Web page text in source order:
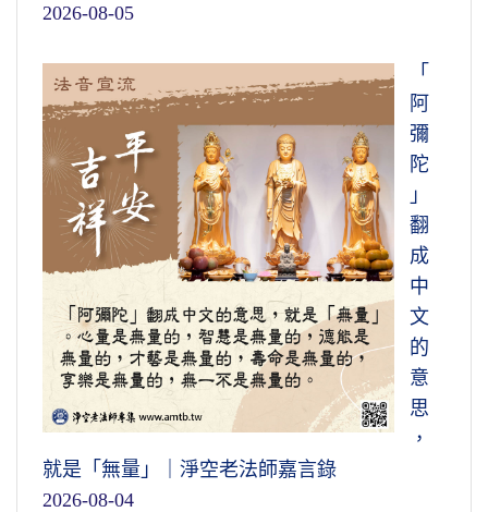
2026-08-05
「
阿
彌
陀
」
翻
成
中
文
的
意
思
，
就是「無量」｜淨空老法師嘉言錄
2026-08-04